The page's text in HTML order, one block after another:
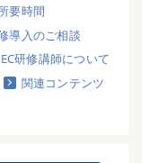
要時間
導入のご相談
研修講師について
関連コンテンツ